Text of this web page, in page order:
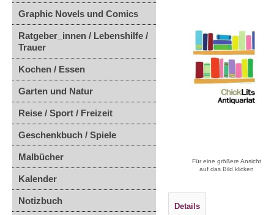
Graphic Novels und Comics
Ratgeber_innen / Lebenshilfe /
Trauer
Kochen / Essen
Garten und Natur
Reise / Sport / Freizeit
Geschenkbuch / Spiele
Malbücher
Kalender
Notizbuch
Für eine größere Ansicht
auf das Bild klicken
Details